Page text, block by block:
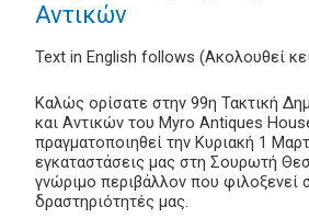
Αντικών
Text in English follows (Ακολουθεί
Καλώς ορίσατε στην 99η Τακτική
και Αντικών του Myro Antiques
πραγματοποιηθεί την Κυριακή 1
εγκαταστάσεις μας στη Σουρωτή
γνώριμο περιβάλλον που φιλοξενεί
δραστηριότητές μας.